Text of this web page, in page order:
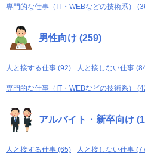
専門的な仕事（IT・WEBなどの技術系）
男性向け (259)
人と接する仕事 (92) 人と接しない仕事
専門的な仕事（IT・WEBなどの技術系）
アルバイト・新卒向け
人と接する仕事 (65) 人と接しない仕事